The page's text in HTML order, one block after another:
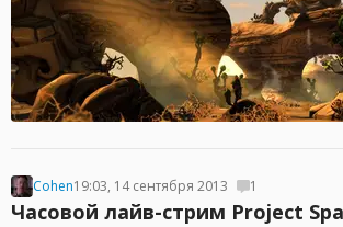
Cohen19:03, 14 сентября 2013 1
Часовой лайв-стрим Project